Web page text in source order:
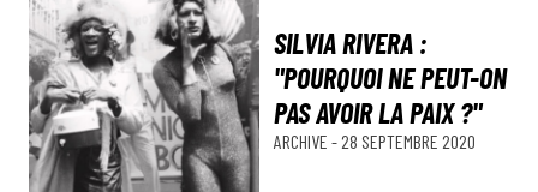
SILVIA RIVERA :
"POURQUOI NE PEUT-ON
PAS AVOIR LA PAIX ?"
ARCHIVE - 28 SEPTEMBRE 2020